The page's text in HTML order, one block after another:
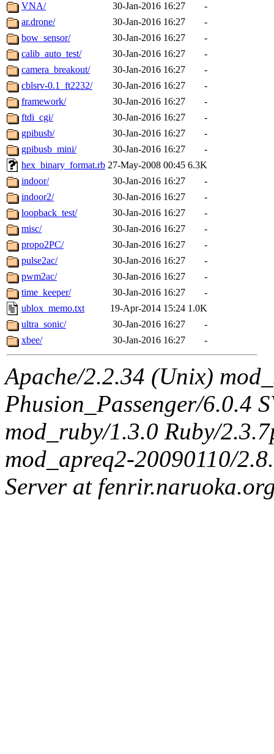
VNA/
30-Jan-2016 16:27
-
ar.drone/
30-Jan-2016 16:27
-
bow_sensor/
30-Jan-2016 16:27
-
calib_auto_test/
30-Jan-2016 16:27
-
camera_breakout/
30-Jan-2016 16:27
-
cblsrv-0.1_ft2232/
30-Jan-2016 16:27
-
framework/
30-Jan-2016 16:27
-
ftdi_cgi/
30-Jan-2016 16:27
-
gpibusb/
30-Jan-2016 16:27
-
gpibusb_mini/
30-Jan-2016 16:27
-
hex_binary_format.rb 27-May-2008 00:45 6.3K
indoor/
30-Jan-2016 16:27
-
indoor2/
30-Jan-2016 16:27
-
loopback_test/
30-Jan-2016 16:27
-
misc/
30-Jan-2016 16:27
-
propo2PC/
30-Jan-2016 16:27
-
pulse2ac/
30-Jan-2016 16:27
-
pwm2ac/
30-Jan-2016 16:27
-
time_keeper/
30-Jan-2016 16:27
-
ublox_memo.txt
19-Apr-2014 15:24 1.0K
ultra_sonic/
30-Jan-2016 16:27
-
xbee/
30-Jan-2016 16:27 -
Apache/2.2.34 (Unix)
Phusion_Passenger/6.0.4
mod_ruby/1.3.0 Ruby/
mod_apreq2-20090110/
Server at